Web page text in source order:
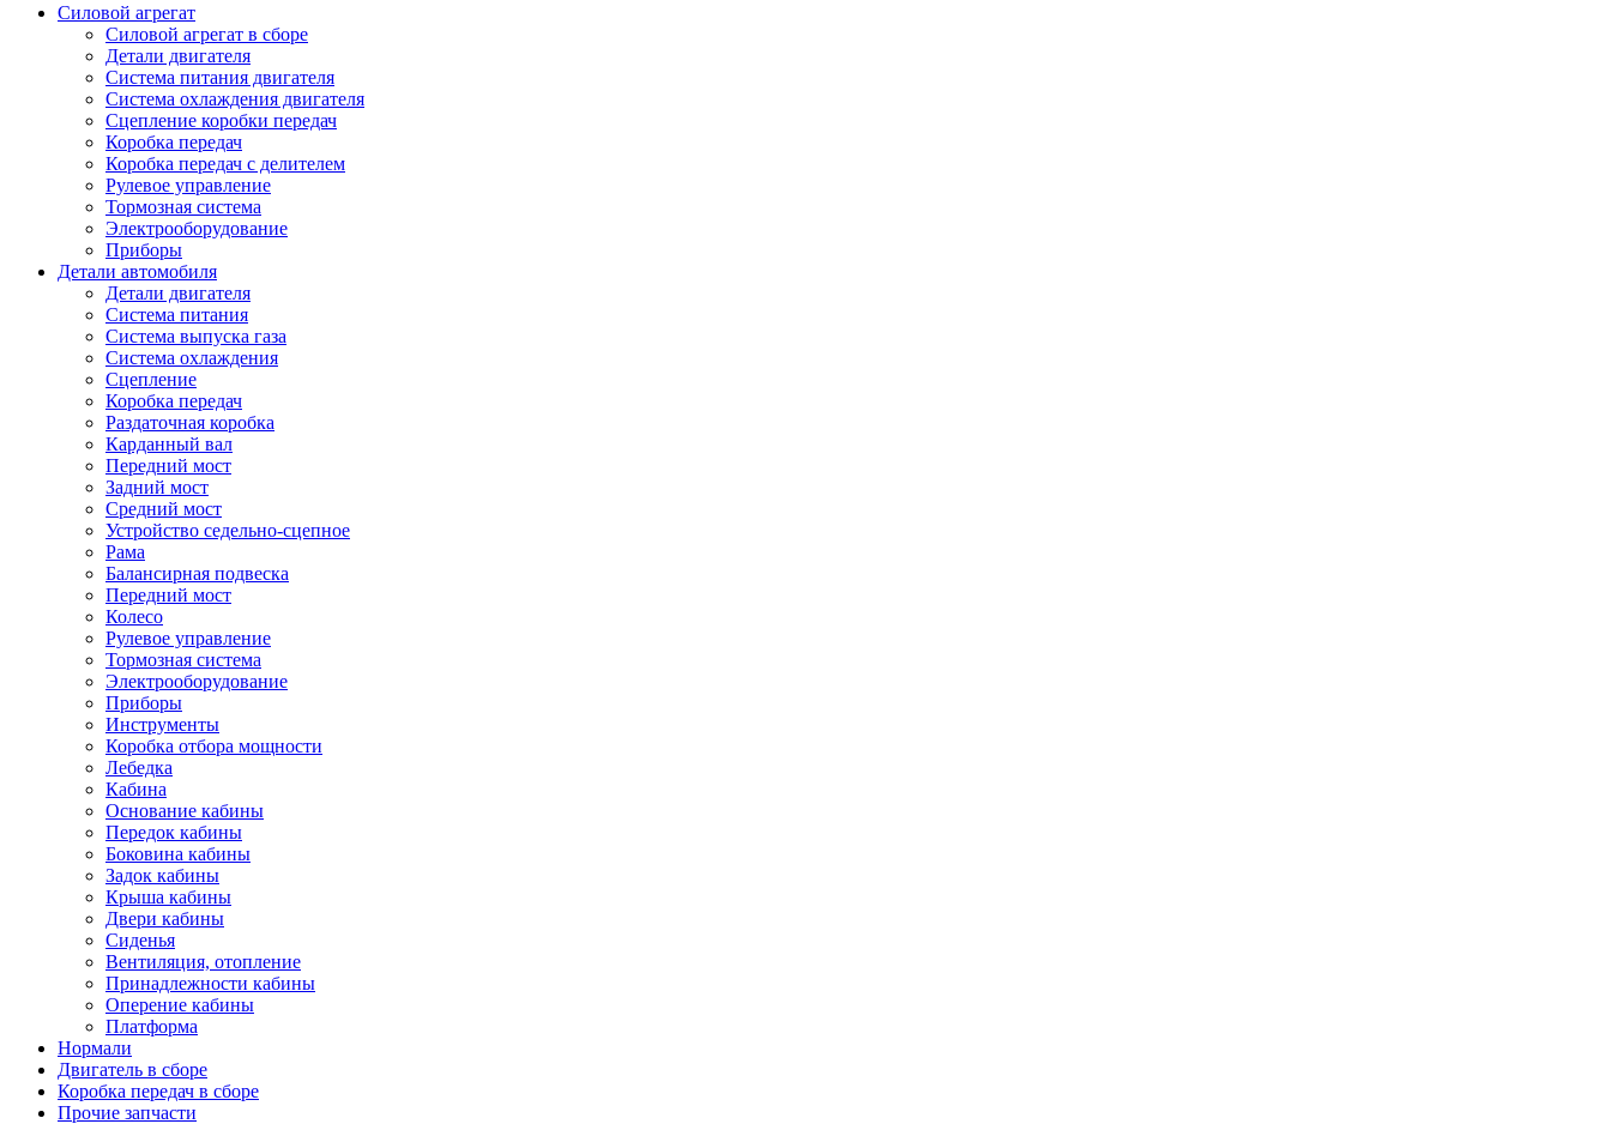
Силовой агрегат
Силовой агрегат в сборе
Детали двигателя
Система питания двигателя
Система охлаждения двигателя
Сцепление коробки передач
Коробка передач
Коробка передач с делителем
Рулевое управление
Тормозная система
Электрооборудование
Приборы
Детали автомобиля
Детали двигателя
Система питания
Система выпуска газа
Система охлаждения
Сцепление
Коробка передач
Раздаточная коробка
Карданный вал
Передний мост
Задний мост
Cредний мост
Устройство седельно-сцепное
Рама
Балансирная подвеска
Передний мост
Колесо
Рулевое управление
Тормозная система
Электрооборудование
Приборы
Инструменты
Коробка отбора мощности
Лебедка
Кабина
Основание кабины
Передок кабины
Боковина кабины
Задок кабины
Крыша кабины
Двери кабины
Сиденья
Вентиляция, отопление
Принадлежности кабины
Оперение кабины
Платформа
Нормали
Двигатель в сборе
Коробка передач в сборе
Прочие запчасти